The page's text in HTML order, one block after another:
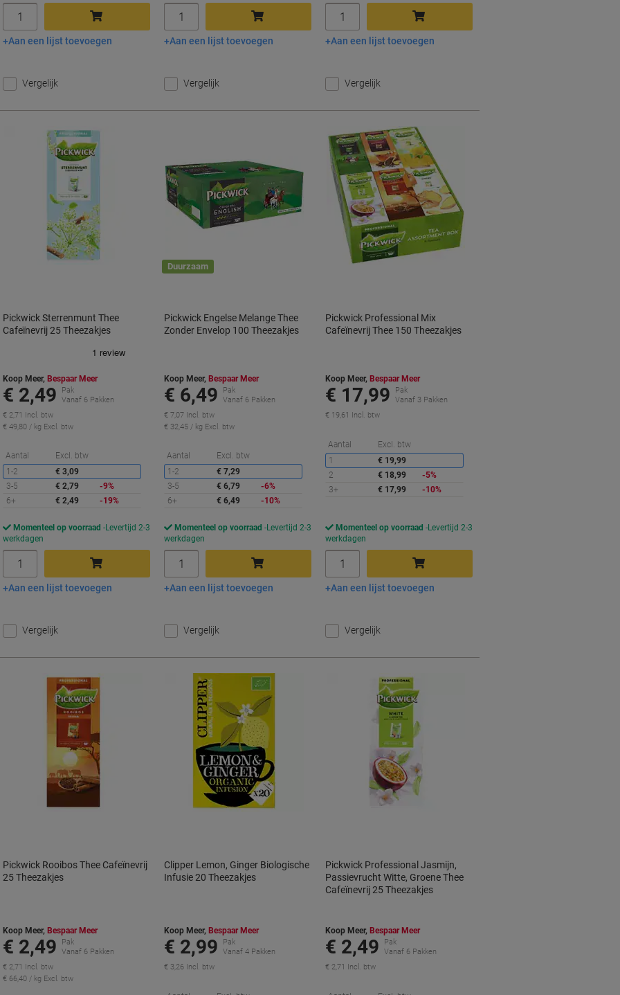
In winkelwagen
Aan een lijst toevoegen
Vergelijk
In winkelwagen
Aan een lijst toevoegen
Vergelijk
In winkelwagen
Aan een lijst toevoegen
Vergelijk
Pickwick Sterrenmunt Thee
Cafeïnevrij 25 Theezakjes
Koop Meer, Bespaar Meer
€ 2,49
Pak
Vanaf 6 Pakken
€ 2,71 Incl. btw
€ 49,80 / kg Excl. btw
Aantal Excl. btw
Korting
1-2
€ 3,09
3-5
€ 2,79
-9%
6+
€ 2,49 -19%
Momenteel op voorraad
Levertijd 2-3
werkdagen
In winkelwagen
Aan een lijst toevoegen
Vergelijk
Duurzaam
Pickwick Engelse Melange Thee
Zonder Envelop 100 Theezakjes
Koop Meer, Bespaar Meer
€ 6,49
Pak
Vanaf 6 Pakken
€ 7,07 Incl. btw
€ 32,45 / kg Excl. btw
Aantal Excl. btw
Korting
1-2
€ 7,29
3-5
€ 6,79
-6%
6+
€ 6,49 -10%
Momenteel op voorraad
Levertijd 2-3
werkdagen
In winkelwagen
Aan een lijst toevoegen
Vergelijk
Pickwick Professional Mix
Cafeïnevrij Thee 150 Theezakjes
Koop Meer, Bespaar Meer
€ 17,99
Pak
Vanaf 3 Pakken
€ 19,61 Incl. btw
Aantal Excl. btw
1
€ 19,99
2
€ 18,99
-5%
3+
€ 17,99 -10%
Momenteel op voorraad
Levertijd 2-3
werkdagen
In winkelwagen
Aan een lijst toevoegen
Vergelijk
Pickwick Rooibos Thee Cafeïnevrij
25 Theezakjes
Koop Meer, Bespaar Meer
€ 2,49
Pak
Vanaf 6 Pakken
€ 2,71 Incl. btw
€ 66,40 / kg Excl. btw
Clipper Lemon, Ginger Biologische
Infusie 20 Theezakjes
Koop Meer, Bespaar Meer
€ 2,99
Pak
Vanaf 4 Pakken
€ 3,26 Incl. btw
Pickwick Professional Jasmijn,
Passievrucht Witte, Groene Thee
Cafeïnevrij 25 Theezakjes
Koop Meer, Bespaar Meer
€ 2,49
Pak
Vanaf 6 Pakken
€ 2,71 Incl. btw